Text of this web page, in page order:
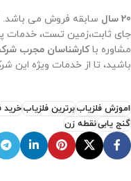
20 سال
سابقه فروش می باشد.
جای ثابت،زمین تست، خدمات
مشاوره باکارشناسان مجرب
باشید، تا از خدمات ویژه این
اموزش فلزیاببرترین فلزیابخرید
گنج یابینقطه زن